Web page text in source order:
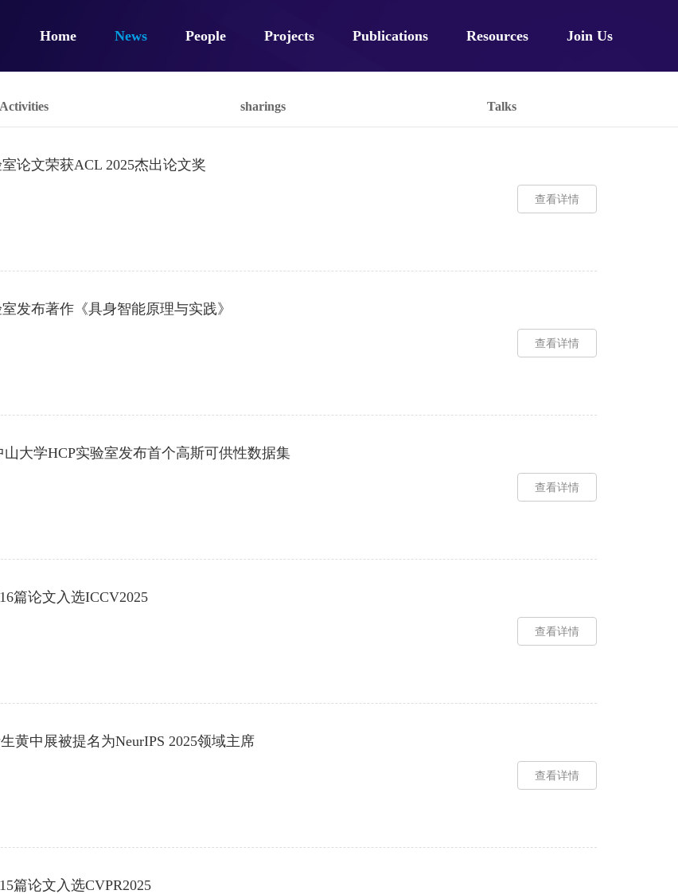
Home News People Projects Publications Resources Join Us
Activities sharings Talks
论文荣获ACL 2025杰出论文奖
查看详情
发布著作《具身智能原理与实践》
查看详情
大学HCP实验室发布首个高斯可供性数据集
查看详情
篇论文入选ICCV2025
查看详情
黄中展被提名为NeurIPS 2025领域主席
查看详情
篇论文入选CVPR2025